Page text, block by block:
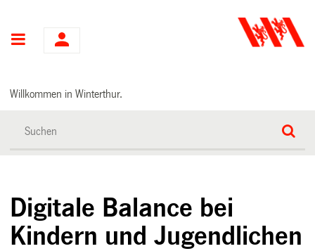
Hauptnavigation
Willkommen in Winterthur.
Digitale Balance bei
Kindern und Jugendlichen